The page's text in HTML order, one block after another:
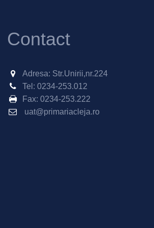
Contact
Adresa: Str.Unirii,nr.224
Tel: 0234-253.012
Fax: 0234-253.222
uat@primariacleja.ro